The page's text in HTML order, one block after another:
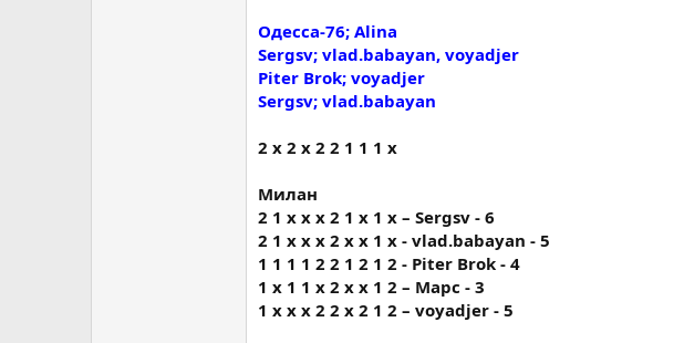
Одесса-76; Alina
Sergsv; vlad.babayan, voyadjer
Piter Brok; voyadjer
Sergsv; vlad.babayan
2 х 2 х 2 2 1 1 1 х
Милан
2 1 х х х 2 1 х 1 х – Sergsv - 6
2 1 х х х 2 х х 1 х - vlad.babayan - 5
1 1 1 1 2 2 1 2 1 2 - Piter Brok - 4
1 х 1 1 х 2 х х 1 2 – Марс - 3
1 х х х 2 2 х 2 1 2 – voyadjer - 5